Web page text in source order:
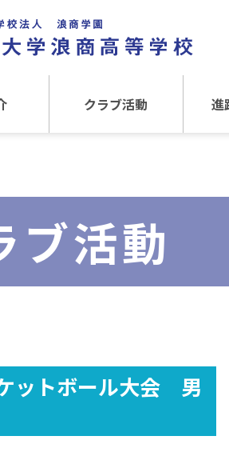
クラブ活動
文化クラブ
進
ブ活動
ットボール大会 男